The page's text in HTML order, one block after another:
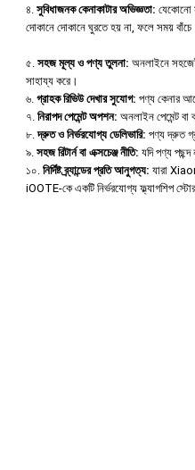
৪. সুবিধাজনক কেনাকাটার অভিজ্ঞতা: যেকোনো
দোকানে দোকানে ঘুরতে হয় না, ফলে সময়
৫. সহজ মূল্য ও পণ্য তুলনা: অনলাইনে সহজেই
সাহায্য করে।
৬. গ্রাহক রিভিউ দেখার সুযোগ: পণ্য কেনার
৭. নিরাপদ পেমেন্ট অপশন: অনলাইন পেমেন্ট
৮.দ্রুত ও নির্ভরযোগ্য ডেলিভারি: পণ্য দ্রুত
৯. সহজ রিটার্ন বা এক্সচেঞ্জ নীতি: যদি পণ্য
১০. নির্দিষ্ট ব্র্যান্ডের প্রতি আনুগত্য: যারা
iOOTE-কে একটি নির্ভরযোগ্য ফ্ল্যাগশিপ স্টোর